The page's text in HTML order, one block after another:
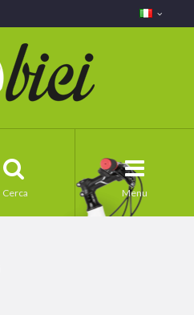
Menu
Cerca